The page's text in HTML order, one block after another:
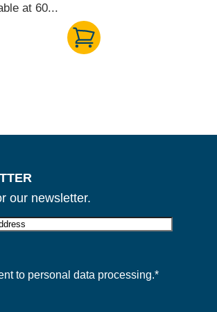
at 60...
our newsletter.
* to personal data processing.*